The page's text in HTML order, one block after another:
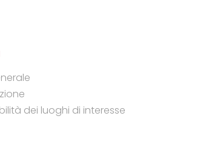
artistico-culturale
esperienziale
emozionale
dei luoghi di interesse